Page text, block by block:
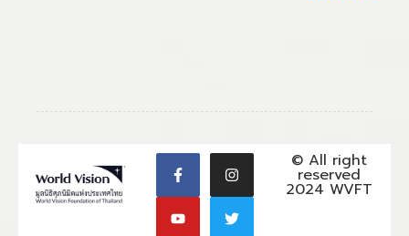
© All right
reserved
2024 WVFT